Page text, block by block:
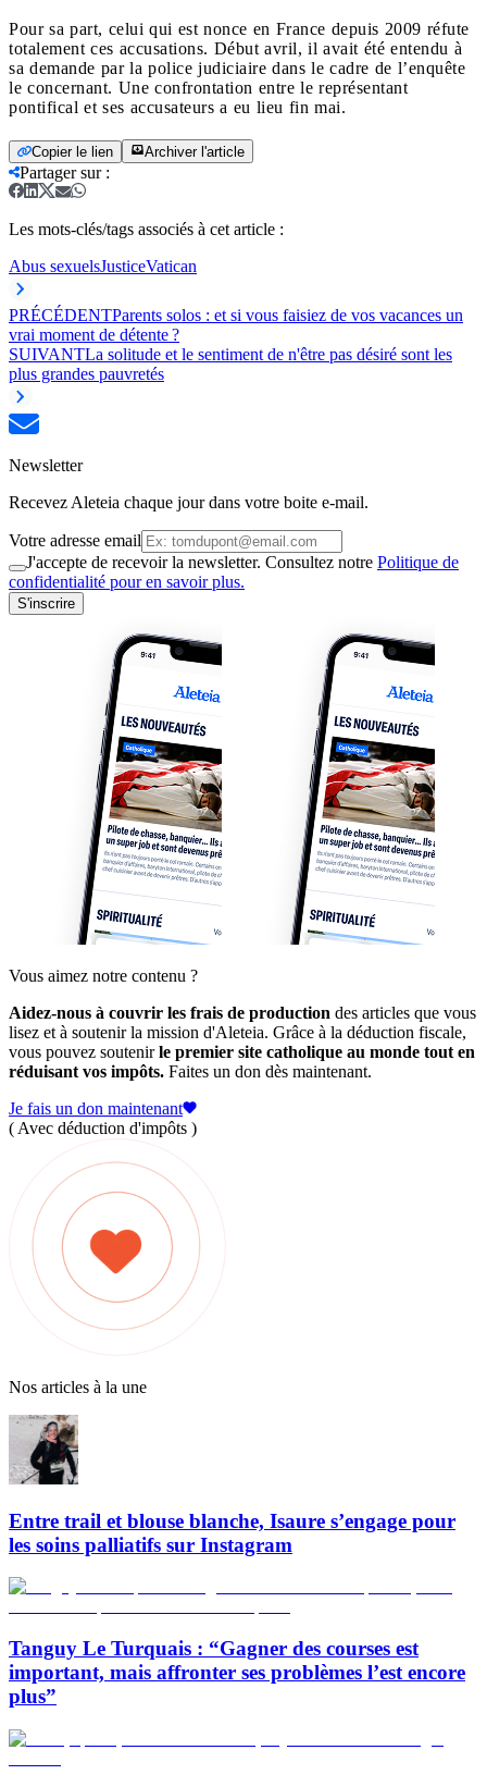
Pour sa part, celui qui est nonce en France depuis 2009 réfute
totalement ces accusations. Début avril, il avait été entendu à
sa demande par la police judiciaire dans le cadre de l’enquête
le concernant. Une confrontation entre le représentant
pontifical et ses accusateurs a eu lieu fin mai.
Copier le lien Archiver l'article
Partager sur:
Les mots-clés/tags associés à cet article :
Abus sexuelsJusticeVatican
PRÉCÉDENTParents solos : et si vous faisiez de vos vacances un
vrai moment de détente ?
SUIVANTLa solitude et le sentiment de n'être pas désiré sont les
plus grandes pauvretés
Newsletter
Recevez Aleteia chaque jour dans votre boite e-mail.
Votre adresse email
J'accepte de recevoir la newsletter. Consultez notre Politique de
confidentialité pour en savoir plus.
S'inscrire
Vous aimez notre contenu ?
Aidez-nous à couvrir les frais de production des articles que vous
lisez et à soutenir la mission d'Aleteia. Grâce à la déduction fiscale,
vous pouvez soutenirle premier site catholique au monde tout en
réduisant vos impôts. Faites un don dès maintenant.
Je fais un don maintenant
( Avec déduction d'impôts )
Nos articles à la une
Entre trail et blouse blanche, Isaure s’engage pour
les soins palliatifs sur Instagram
Tanguy Le Turquais : “Gagner des courses est
important, mais affronter ses problèmes l’est encore
plus”